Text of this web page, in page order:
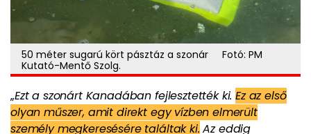
50 méter sugarú kört pásztáz a szonár Fotó: PM
Kutató-Mentő Szolg.
„Ezt a szonárt Kanadában fejlesztették ki.Ez az első
olyan műszer, amit direkt egy vízben elmerült
személy megkeresésére találtak ki. Az eddig